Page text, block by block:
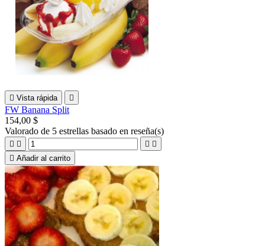
 Vista rápida 
FW Banana Split
154,00 $
Valorado de 5 estrellas basado en reseña(s)
   
 Añadir al carrito